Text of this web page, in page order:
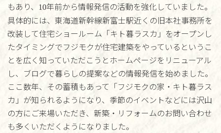
もあり、
10年前から情報発信の活動を強化していました。
具体的には、東海道新幹線新富士駅近くの旧本社事務所を
改装して住宅ショールーム「キト暮ラスカ」をオープンし
たタイミングでフジモクが住宅建築をやっているというこ
とを広く知っていただこうとホームページをリニューアル
し、ブログで暮らしの提案などの情報発信を始めました。
ここ数年、その蓄積もあって「フジモクの家・キト暮ラス
カ」が知られるようになり、季節のイベントなどには沢山
の方にご来場いただき、新築・リフォームのお問い合わせ
も多くいただくようになりました。